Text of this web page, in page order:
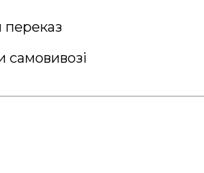
переказ
самовивозі